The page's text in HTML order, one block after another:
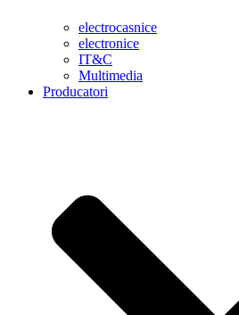
electrocasnice
electronice
IT&C
Multimedia
Producatori